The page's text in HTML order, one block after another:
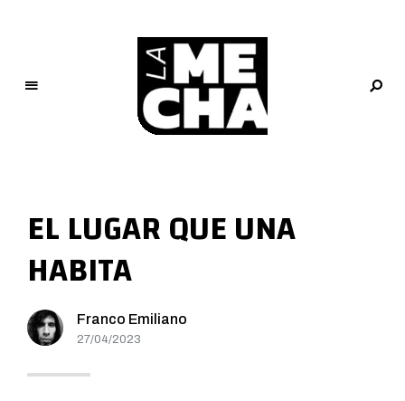
M
e
c
PERIODISMO DIGITAL
EL LUGAR QUE UNA
HABITA
Franco Emiliano
27/04/2023